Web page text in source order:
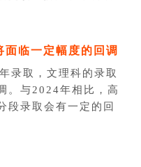
临一定幅度的回调
录取，文理科的录取
。与2024年相比，高
段录取会有一定的回